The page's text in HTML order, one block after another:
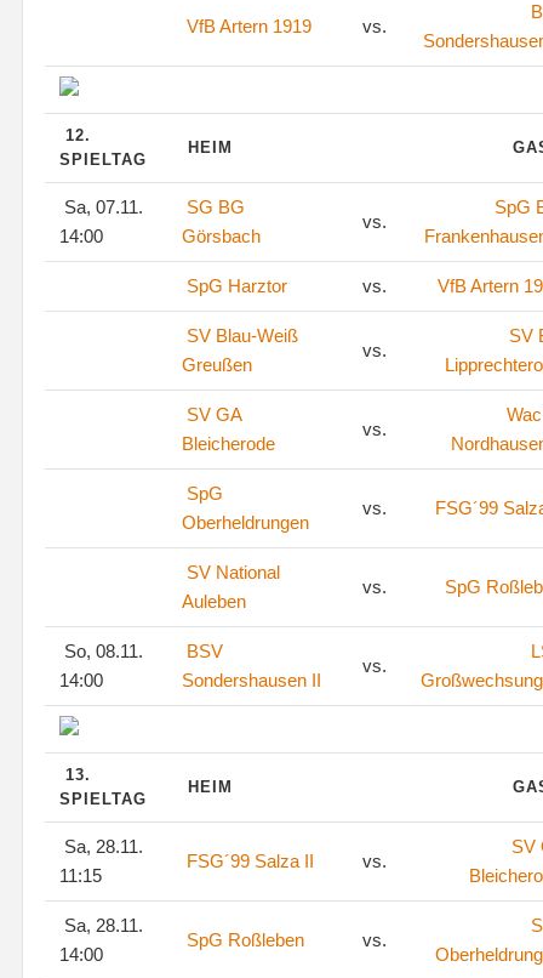
VfB Artern 1919 vs.
12.
SPIELTAG
HEIM
Sa, 07.11.
14:00
SG BG
Görsbach
vs.
SpG
SpG Harztor vs. VfB Artern
SV Blau-Weiß
Greußen
vs.
SV
SV GA
Bleicherode
vs.
SpG
Oberheldrungen
vs. FSG´99
SV National
Auleben
vs. SpG
So, 08.11.
14:00
BSV
Sondershausen II
vs.
13.
SPIELTAG
HEIM
Sa, 28.11.
11:15
FSG´99 Salza II vs.
SV
Sa, 28.11.
14:00
SpG Roßleben vs.